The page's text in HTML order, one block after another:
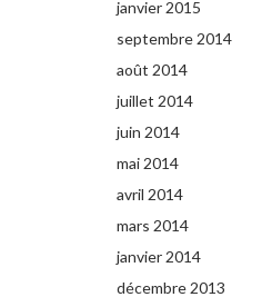
janvier 2015
septembre 2014
août 2014
juillet 2014
juin 2014
mai 2014
avril 2014
mars 2014
janvier 2014
décembre 2013